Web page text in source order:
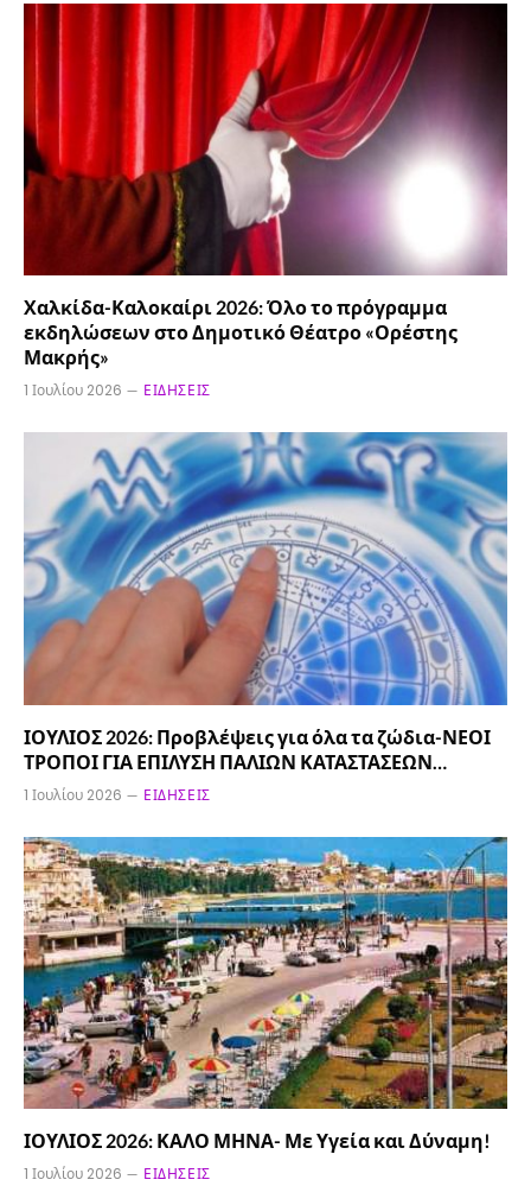
Χαλκίδα-Καλοκαίρι 2026: Όλο το πρόγραμμα
εκδηλώσεων στο Δημοτικό Θέατρο «Ορέστης
Μακρής»
1 Ιουλίου 2026 ΕΙΔΉΣΕΙΣ
ΙΟΥΛΙΟΣ 2026: Προβλέψεις για όλα τα ζώδια-ΝΕΟΙ
ΤΡΟΠΟΙ ΓΙΑ ΕΠΙΛΥΣΗ ΠΑΛΙΩΝ ΚΑΤΑΣΤΑΣΕΩΝ…
1 Ιουλίου 2026 ΕΙΔΉΣΕΙΣ
ΙΟΥΛΙΟΣ 2026: ΚΑΛΟ ΜΗΝΑ- Με Υγεία και Δύναμη!
1 Ιουλίου 2026 ΕΙΔΉΣΕΙΣ